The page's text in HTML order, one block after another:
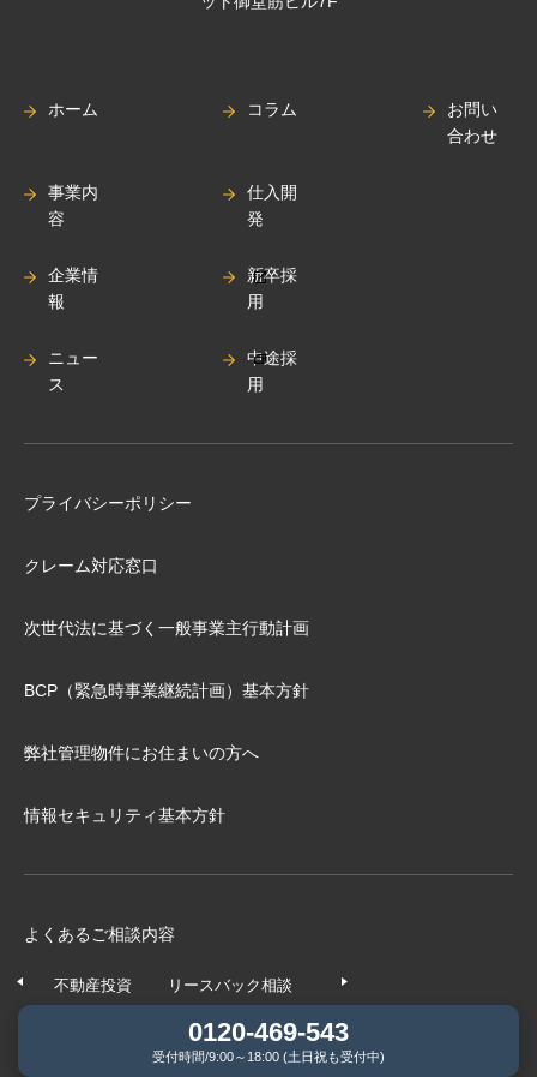
ホーム
事業内
容
企業情
報
ニュー
ス
コラム
仕入開
発
新卒採
用
中途採
用
お問い
合わせ
プライバシーポリシー
クレーム対応窓口
次世代法に基づく⼀般事業主⾏動計画
BCP（緊急時事業継続計画）基本⽅針
弊社管理物件にお住まいの⽅へ
情報セキュリティ基本方針
よくあるご相談内容
不動産投資 リースバック相談
0120-469-543
受付時間/9:00～18:00 (土日祝も受付中)